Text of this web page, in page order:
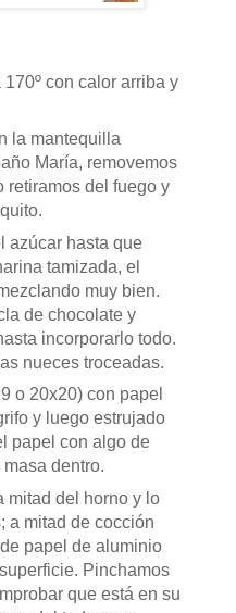
con calor arriba y
la mantequilla
María, removemos
retiramos del fuego y
azúcar hasta que
tamizada, el
muy bien.
de chocolate y
incorporarlo todo.
nueces troceadas.
o 20x20) con papel
y luego estrujado
papel con algo de
dentro.
mitad del horno y lo
a mitad de cocción
papel de aluminio
Pinchamos
que está en su